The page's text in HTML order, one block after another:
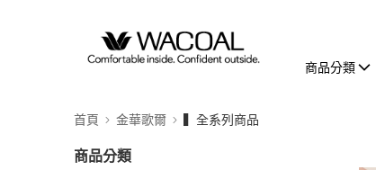
商品分類
首頁 金華歌爾 ▍全系列商品
商品分類